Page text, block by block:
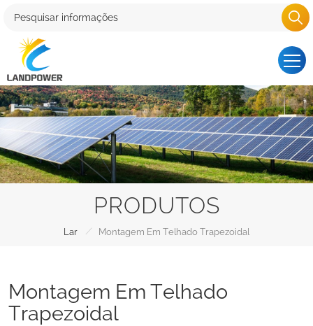
PRODUTOS
Lar / Montagem Em Telhado Trapezoidal
Montagem Em Telhado
Trapezoidal